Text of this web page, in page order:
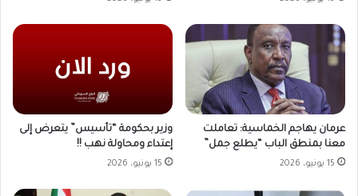
عرمان يهاجم الخماسية: تعاملت
معنا بمنطق الباب “يطلع جمل”
15 يونيو، 2026
وزير بحكومة “تأسيس” يتعرض إلى
إعتداء ومحاولة نهب !!
15 يونيو، 2026